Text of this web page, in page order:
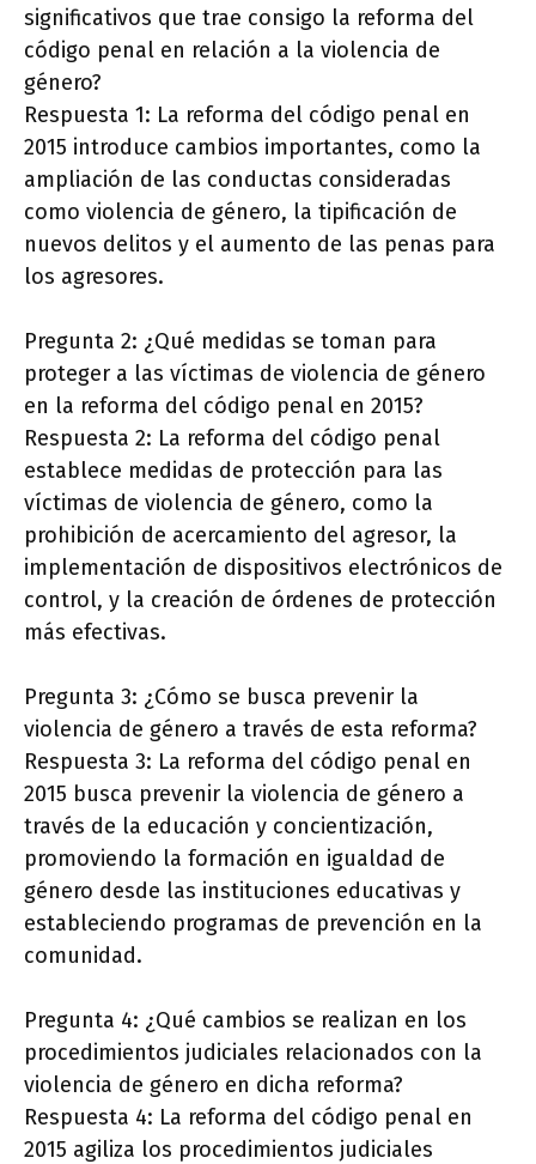
significativos que trae consigo la reforma del
código penal en relación a la violencia de
género?
Respuesta 1: La reforma del código penal en
2015 introduce cambios importantes, como la
ampliación de las conductas consideradas
como violencia de género, la tipificación de
nuevos delitos y el aumento de las penas para
los agresores.
Pregunta 2: ¿Qué medidas se toman para
proteger a las víctimas de violencia de género
en la reforma del código penal en 2015?
Respuesta 2: La reforma del código penal
establece medidas de protección para las
víctimas de violencia de género, como la
prohibición de acercamiento del agresor, la
implementación de dispositivos electrónicos de
control, y la creación de órdenes de protección
más efectivas.
Pregunta 3: ¿Cómo se busca prevenir la
violencia de género a través de esta reforma?
Respuesta 3: La reforma del código penal en
2015 busca prevenir la violencia de género a
través de la educación y concientización,
promoviendo la formación en igualdad de
género desde las instituciones educativas y
estableciendo programas de prevención en la
comunidad.
Pregunta 4: ¿Qué cambios se realizan en los
procedimientos judiciales relacionados con la
violencia de género en dicha reforma?
Respuesta 4: La reforma del código penal en
2015 agiliza los procedimientos judiciales